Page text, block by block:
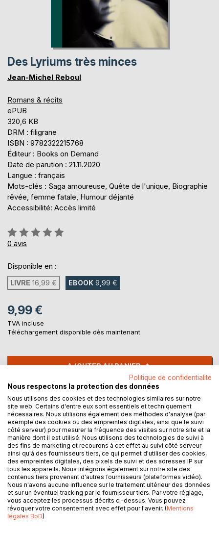
Des Lyriums très minces
Jean-Michel Reboul
Romans & récits
ePUB
320,6 KB
DRM : filigrane
ISBN : 9782322215768
Éditeur : Books on Demand
Date de parution : 21.11.2020
Langue : français
Mots-clés : Saga amoureuse, Quête de l'unique, Biographie
rêvée, femme fatale, Humour déjanté
Accessibilité: Accès limité
Évaluation:
0%
0 avis
Disponible en :
LIVRE 16,99 € EBOOK 9,99 €
9,99 €
TVA incluse
Téléchargement disponible dès maintenant
AJOUTER AU PANIER
Ajouter à ma liste d'envies
Laisser un avis
DESCRIPTION
Courir après l'amour d'une insaisissable Alexandra, est-ce
bien raisonnable ? Surtout lorsqu'elle court après elle-
Politique de confidentialité
Nous respectons la protection des données
Nous utilisons des cookies et des technologies similaires sur notre
site web. Certains d'entre eux sont essentiels et techniquement
nécessaires. Nous utilisons également des méthodes d'analyse (par
exemple des cookies ou des empreintes digitales, ainsi que le suivi
côté serveur) pour mesurer la fréquence des visites sur notre site et la
manière dont il est utilisé. Nous utilisons des technologies de suivi à
des fins de marketing et recourons à cet effet au suivi côté serveur
ainsi qu'à des fournisseurs tiers, ce qui permet d'utiliser des cookies,
des empreintes digitales, des pixels de suivi et des adresses IP sur
tous les appareils. Nous intégrons également sur notre site des
contenus tiers provenant d'autres fournisseurs (plateformes vidéo).
Nous n'avons aucune influence sur le traitement ultérieur des données
et sur un éventuel tracking par le fournisseur tiers. Par votre réglage,
vous acceptez les processus décrits ci-dessus. Vous pouvez
révoquer votre consentement avec effet pour l'avenir. (Mentions
légales BoD)